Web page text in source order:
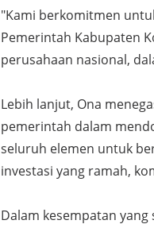
"Kami berkomitmen
Pemerintah Kabupaten
perusahaan nasional,
Lebih lanjut, Ona
pemerintah dalam
seluruh elemen untuk
investasi yang ramah,
Dalam kesempatan